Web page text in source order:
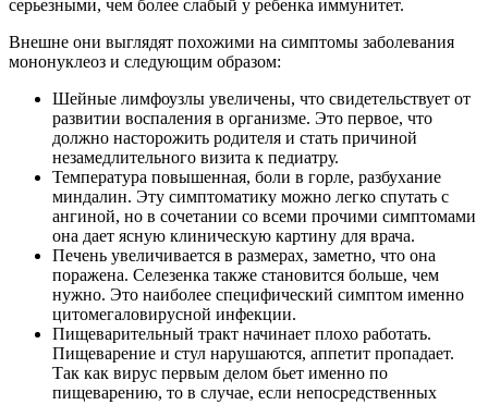
серьезными, чем более слабый у ребенка иммунитет.
Внешне они выглядят похожими на симптомы заболевания
мононуклеоз и следующим образом:
Шейные лимфоузлы увеличены, что свидетельствует от
развитии воспаления в организме. Это первое, что
должно насторожить родителя и стать причиной
незамедлительного визита к педиатру.
Температура повышенная, боли в горле, разбухание
миндалин. Эту симптоматику можно легко спутать с
ангиной, но в сочетании со всеми прочими симптомами
она дает ясную клиническую картину для врача.
Печень увеличивается в размерах, заметно, что она
поражена. Селезенка также становится больше, чем
нужно. Это наиболее специфический симптом именно
цитомегаловирусной инфекции.
Пищеварительный тракт начинает плохо работать.
Пищеварение и стул нарушаются, аппетит пропадает.
Так как вирус первым делом бьет именно по
пищеварению, то в случае, если непосредственных